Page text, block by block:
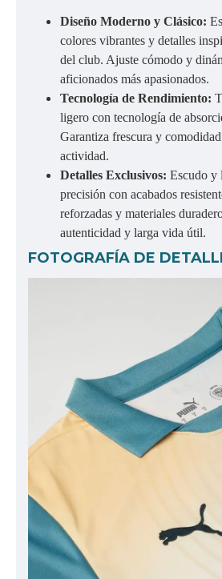
Diseño Moderno y Clásico:
colores vibrantes y detalles
del club. Ajuste cómodo y
aficionados más apasionados.
Tecnología de Rendimiento:
ligero con tecnología de
Garantiza frescura y
actividad.
Detalles Exclusivos: Escudo y
precisión con acabados
reforzadas y materiales
autenticidad y larga vida útil.
FOTOGRAFÍA DE